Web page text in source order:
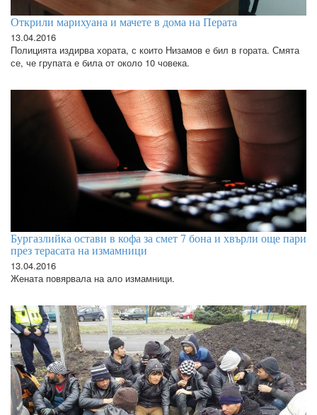
Открили марихуана и мачете в дома на Перата
13.04.2016
Полицията издирва хората, с които Низамов е бил в гората. Смята
се, че групата е била от около 10 човека.
Бургазлийка остави в кофа за смет 7 бона и хвърли още пари
през терасата на измамници
13.04.2016
Жената повярвала на ало измамници.